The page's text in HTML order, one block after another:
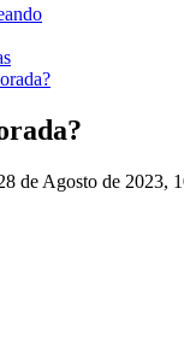
de Agosto de 2023,